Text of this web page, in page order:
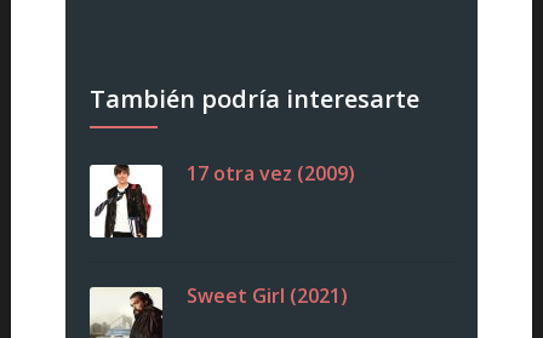
También podría interesarte
17 otra vez (2009)
Sweet Girl (2021)